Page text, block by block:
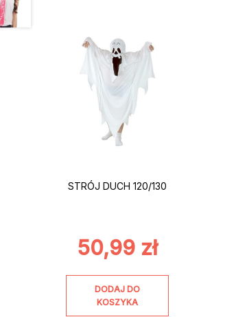
STRÓJ DUCH 120/130
50,99 zł
DODAJ DO
KOSZYKA